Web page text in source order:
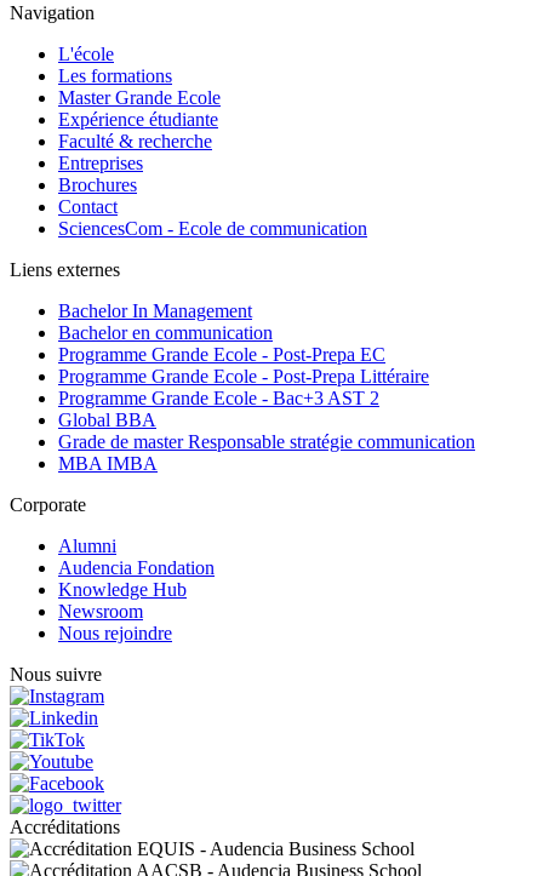
Navigation
L'école
Les formations
Master Grande Ecole
Expérience étudiante
Faculté & recherche
Entreprises
Brochures
Contact
SciencesCom - Ecole de communication
Liens externes
Bachelor In Management
Bachelor en communication
Programme Grande Ecole - Post-Prepa EC
Programme Grande Ecole - Post-Prepa Littéraire
Programme Grande Ecole - Bac+3 AST 2
Global BBA
Grade de master Responsable stratégie communication
MBA IMBA
Corporate
Alumni
Audencia Fondation
Knowledge Hub
Newsroom
Nous rejoindre
Nous suivre
Accréditations